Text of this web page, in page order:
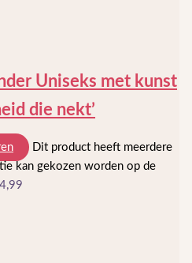
Uniseks met kunst
die nekt’
Dit product heeft meerdere
kan gekozen worden op de